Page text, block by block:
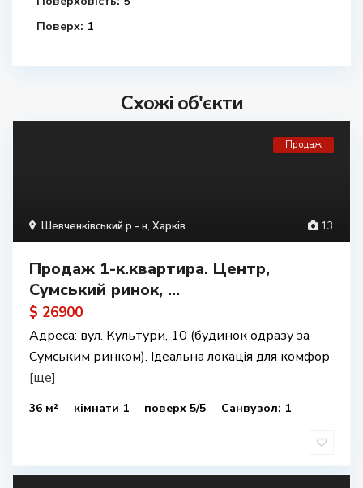
Поверх: 1
Схожі об'єкти
13
Шевченківський р - н, Харків
Продаж
Продаж 1-к.квартира. Центр,
Сумський ринок, ...
$ 26900
Адреса: вул. Культури, 10 (будинок одразу за
Сумським ринком). Ідеальна локація для комфор
[ще]
36 м² кімнати 1 поверх 5/5 Санвузол: 1